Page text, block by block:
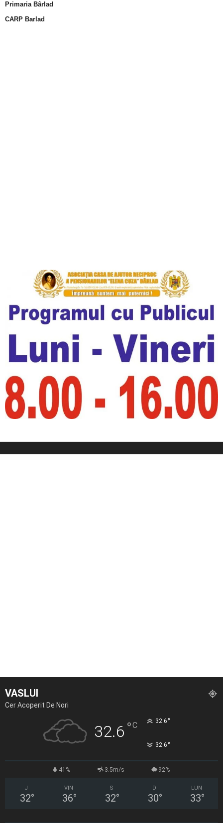
Primaria Bârlad
CARP Barlad
VASLUI
Cer Acoperit De Nori
32.6 °C 32.6°
32.6°
41% 3.5m/s 92%
J
32°
VIN
36°
S
32°
D
30°
LUN
33°